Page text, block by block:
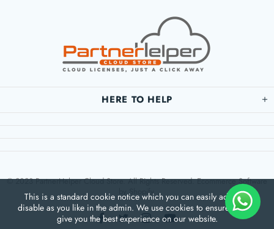
HERE TO HELP
© 2023 PartnerHelper Cloud Store. All Rights Reserved. Ecommerce Software
by Shopify.
This is a standard cookie notice which you can easily adapt or
disable as you like in the admin. We use cookies to ensure that we
give you the best experience on our website.